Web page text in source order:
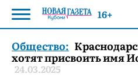
Общество:
хотят присвоить имя
24.03.2025
16+